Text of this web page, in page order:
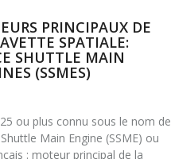
PRINCIPAUX DE
SPATIALE:
SHUTTLE MAIN
(SSMES)
25 ou plus connu sous le nom de
Main Engine (SSME) ou
: moteur principal de la